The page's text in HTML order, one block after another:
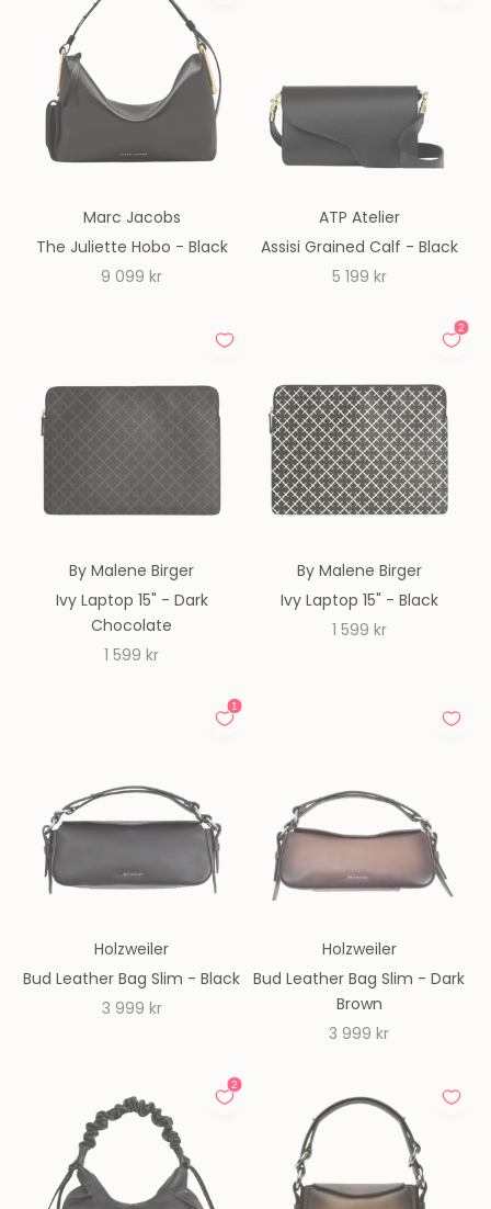
Marc Jacobs
The Juliette Hobo - Black
REA-pris
9 099 kr
ATP Atelier
Assisi Grained Calf - Black
REA-pris
5 199 kr
By Malene Birger
Ivy Laptop 15" - Dark
Chocolate
REA-pris
1 599 kr
By Malene Birger
Ivy Laptop 15" - Black
REA-pris
1 599 kr
Holzweiler
Bud Leather Bag Slim - Black
REA-pris
3 999 kr
Holzweiler
Bud Leather Bag Slim - Dark
Brown
REA-pris
3 999 kr